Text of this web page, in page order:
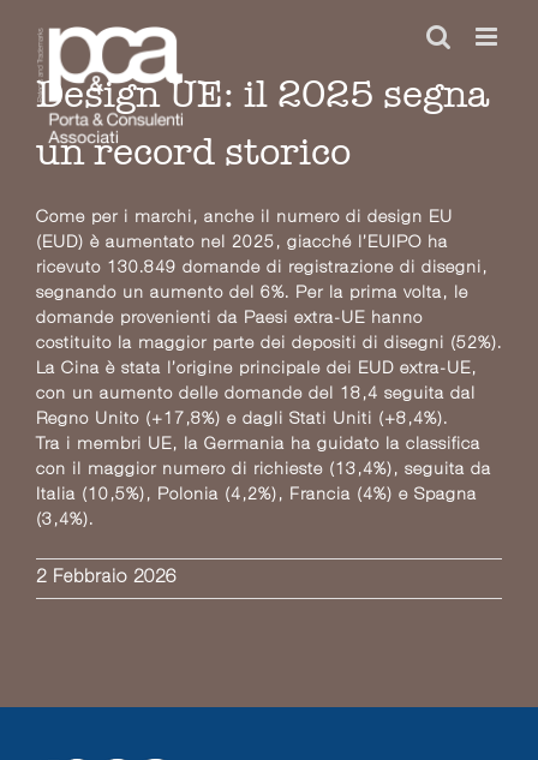
contenuto
Design UE: il 2025 segna
un record storico
Come per i marchi, anche il numero di design EU
(EUD) è aumentato nel 2025, giacché l’EUIPO ha
ricevuto 130.849 domande di registrazione di disegni,
segnando un aumento del 6%. Per la prima volta, le
domande provenienti da Paesi extra-UE hanno
costituito la maggior parte dei depositi di disegni (52%).
La Cina è stata l’origine principale dei EUD extra-UE,
con un aumento delle domande del 18,4 seguita dal
Regno Unito (+17,8%) e dagli Stati Uniti (+8,4%).
Tra i membri UE, la Germania ha guidato la classifica
con il maggior numero di richieste (13,4%), seguita da
Italia (10,5%), Polonia (4,2%), Francia (4%) e Spagna
(3,4%).
2 Febbraio 2026